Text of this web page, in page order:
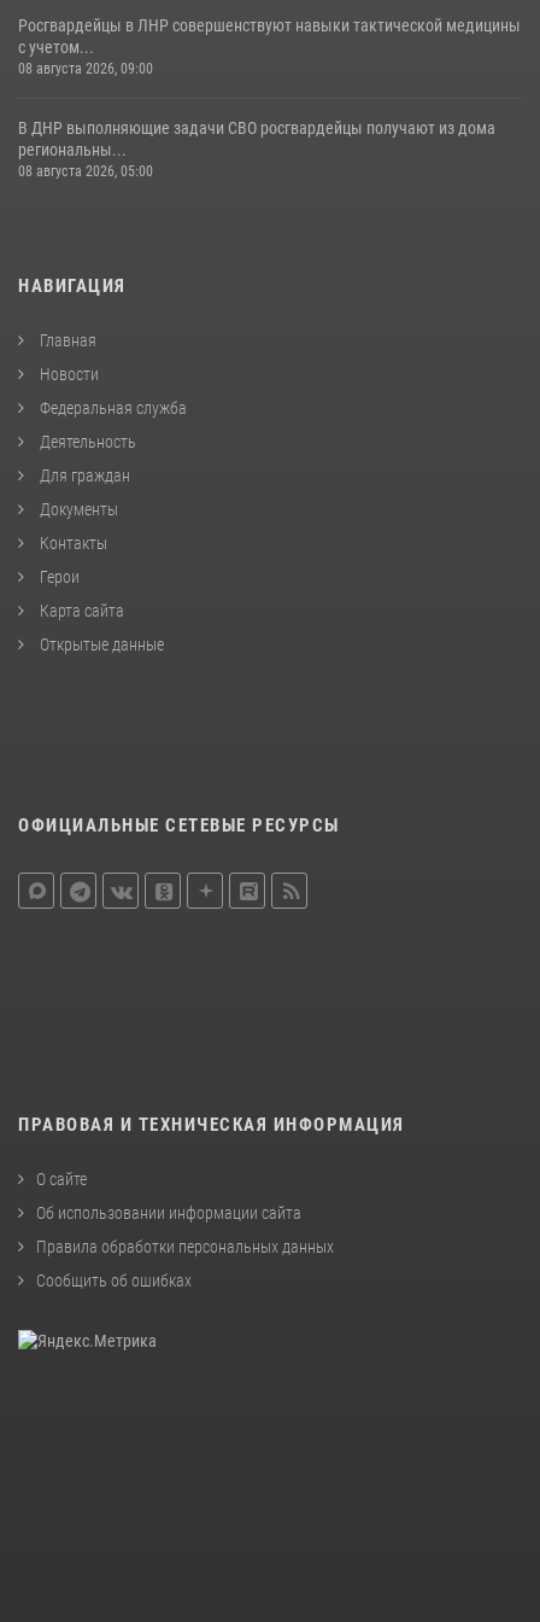
Росгвардейцы в ЛНР совершенствуют навыки тактической медицины
с учетом...
08 августа 2026, 09:00
В ДНР выполняющие задачи СВО росгвардейцы получают из дома
региональны...
08 августа 2026, 05:00
НАВИГАЦИЯ
Главная
Новости
Федеральная служба
Деятельность
Для граждан
Документы
Контакты
Герои
Карта сайта
Открытые данные
ОФИЦИАЛЬНЫЕ СЕТЕВЫЕ РЕСУРСЫ
ПРАВОВАЯ И ТЕХНИЧЕСКАЯ ИНФОРМАЦИЯ
О сайте
Об использовании информации сайта
Правила обработки персональных данных
Сообщить об ошибках